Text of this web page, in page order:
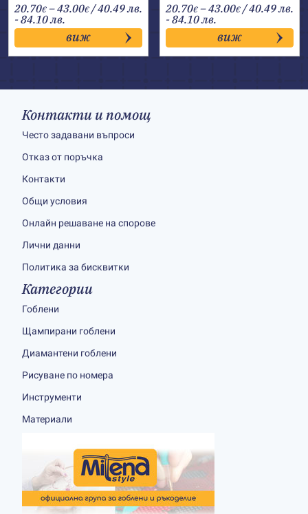
20.70€ –43.00€Price
range:
20.70€
through
43.00€
/ 40.49 лв.
- 84.10 лв.
виж
20.70€ –43.00€Price
range:
20.70€
through
43.00€
/ 40.49 лв.
- 84.10 лв.
виж
Контакти и помощ
Често задавани въпроси
Отказ от поръчка
Контакти
Общи условия
Онлайн решаване на спорове
Лични данни
Политика за бисквитки
Категории
Гоблени
Щампирани гоблени
Диамантени гоблени
Рисуване по номера
Инструменти
Материали